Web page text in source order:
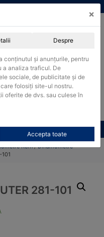
in sistemul SEAP / SICAP
CAUTARE
CONTACT
Kern/Dinamometre
281-101
×
Despre
conținutul și anunțurile, pentru
a analiza traficul. De
sociale, de publicitate și de
folosiți site-ul nostru.
oferite de dvs. sau culese în
Accepta toate